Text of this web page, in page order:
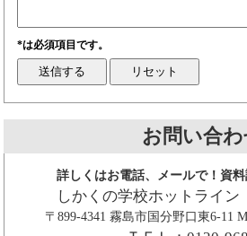
*は必須項目です。
お問い合
詳しくはお電話、メールで！資料
しかくの学校ホットライ
〒899-4341 霧島市国分野口東6-11